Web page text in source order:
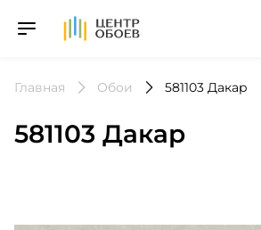
На Главную
Главная Обои 581103 Дакар
581103 Дакар